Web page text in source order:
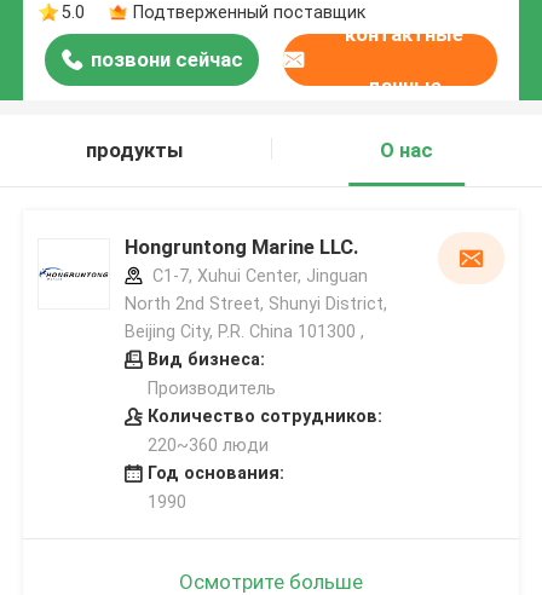
5.0
Подтверженный поставщик
позвони сейчас
контактные
данные
продукты О нас
Hongruntong Marine LLC.
C1-7, Xuhui Center, Jinguan
North 2nd Street, Shunyi District,
Beijing City, P.R. China 101300 ,
Вид бизнеса:
Производитель
Количество сотрудников:
220~360 люди
Год основания:
1990
Осмотрите больше